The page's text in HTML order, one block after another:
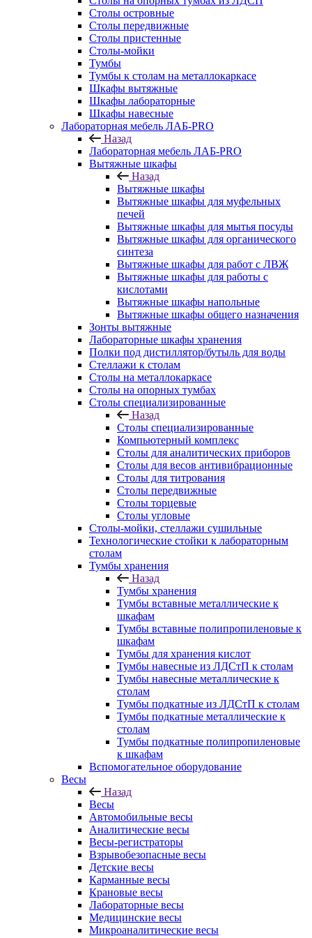
Столы островные
Столы передвижные
Столы пристенные
Столы-мойки
Тумбы
Тумбы к столам на металлокаркасе
Шкафы вытяжные
Шкафы лабораторные
Шкафы навесные
Лабораторная мебель ЛАБ-PRO
Назад
Лабораторная мебель ЛАБ-PRO
Вытяжные шкафы
Назад
Вытяжные шкафы
Вытяжные шкафы для муфельных
печей
Вытяжные шкафы для мытья посуды
Вытяжные шкафы для органического
синтеза
Вытяжные шкафы для работ с ЛВЖ
Вытяжные шкафы для работы с
кислотами
Вытяжные шкафы напольные
Вытяжные шкафы общего назначения
Зонты вытяжные
Лабораторные шкафы хранения
Полки под дистиллятор/бутыль для воды
Стеллажи к столам
Столы на металлокаркасе
Столы на опорных тумбах
Столы специализированные
Назад
Столы специализированные
Компьютерный комплекс
Столы для аналитических приборов
Столы для весов антивибрационные
Столы для титрования
Столы передвижные
Столы торцевые
Столы угловые
Столы-мойки, стеллажи сушильные
Технологические стойки к лабораторным
столам
Тумбы хранения
Назад
Тумбы хранения
Тумбы вставные металлические к
шкафам
Тумбы вставные полипропиленовые к
шкафам
Тумбы для хранения кислот
Тумбы навесные из ЛДСтП к столам
Тумбы навесные металлические к
столам
Тумбы подкатные из ЛДСтП к столам
Тумбы подкатные металлические к
столам
Тумбы подкатные полипропиленовые
к шкафам
Вспомогательное оборудование
Весы
Назад
Весы
Автомобильные весы
Аналитические весы
Весы-регистраторы
Взрывобезопасные весы
Детские весы
Карманные весы
Крановые весы
Лабораторные весы
Медицинские весы
Микроаналитические весы